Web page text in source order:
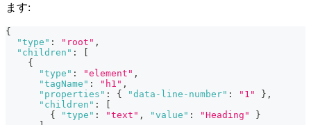
ます:
{
"type" : "root" ,
"children" :
{
"type" : "element" ,
"tagName" : "h1" ,
"properties" : { "data-line-number" : "1" } ,
"children" :
{
"type" : "text" , "value" : "Heading"
}